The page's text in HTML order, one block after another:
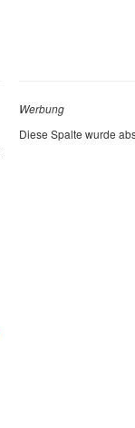
Werbung
Diese Spalte wurde